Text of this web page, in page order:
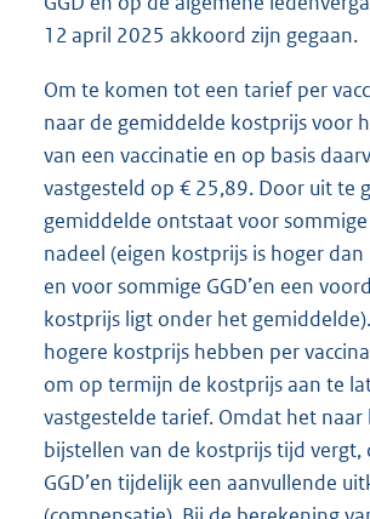
12 april 2025 akkoord zijn gegaan.
Om te komen tot een tarief per
naar de gemiddelde kostprijs voor
van een vaccinatie en op basis
vastgesteld op € 25,89. Door uit te
gemiddelde ontstaat voor sommige
nadeel (eigen kostprijs is hoger
en voor sommige GGD’en een
kostprijs ligt onder het gemiddelde).
hogere kostprijs hebben per
om op termijn de kostprijs aan te
vastgestelde tarief. Omdat het naar
bijstellen van de kostprijs tijd vergt,
GGD’en tijdelijk een aanvullende